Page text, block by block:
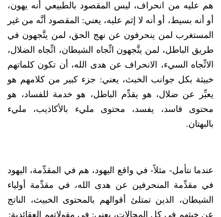
هم عليه من انحراف، ليس المقصود بالطبيعي أنه يهون،
أو أنه بسيط، أو أنه لا إثم عليه، يعني: المقصود أنَّه من غير
المستغرب لمن ينحرفون عن نهج الحق، لمن يتَّجهون في
طريق الباطل، لمن يتَّجهون اتِّجاه الشيطان، اتِّجاه الضلال،
الاتِّجاه السيء، الانحراف عن هدى الله، أن تكون كلماتهم
خبيثة بكل جوانب الخبث، يعني: جزء كبير من كلامهم هو
يعبِّر عن ضلال، هو يقدِّم الباطل، هو خدمة للفساد، هو
محتوى فاسد، يفسد، محتوى مليء بالأكاذيب، مليء
بالبهتان.
عندما نتأمل- مثلاً- في واقع اليهود، هم في المقدِّمة، اليهود
في مقدِّمة المنحرفين عن هدى الله، في مقدِّمة أولياء
الشيطان، الذين تمتلئ أقوالهم بالمحتوى الخبيث، الناتج
عن خبثهم في كل المجالات، يعني: في مقولاتهم العقائدية: